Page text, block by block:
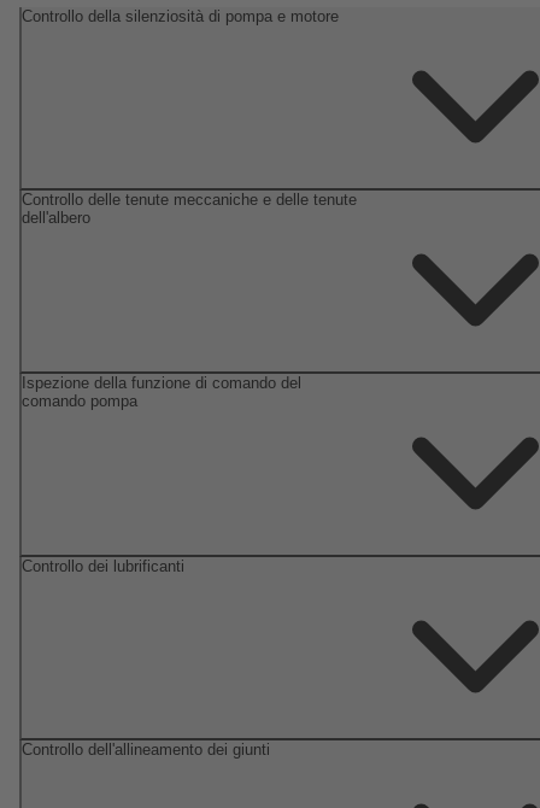
Controllo della silenziosità di pompa e motore
Controllo delle tenute meccaniche e delle tenute
dell'albero
Ispezione della funzione di comando del
comando pompa
Controllo dei lubrificanti
Controllo dell'allineamento dei giunti